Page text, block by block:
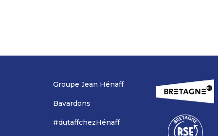
Groupe Jean Hénaff
Bavardons
#dutaffchezHénaff